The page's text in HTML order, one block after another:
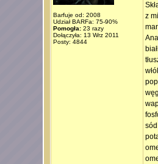
Barfuje od: 2008
Udział BARFa: 75-90%
Pomogła:23 razy
Dołączyła: 13 Wrz 2011
Posty: 4844
z